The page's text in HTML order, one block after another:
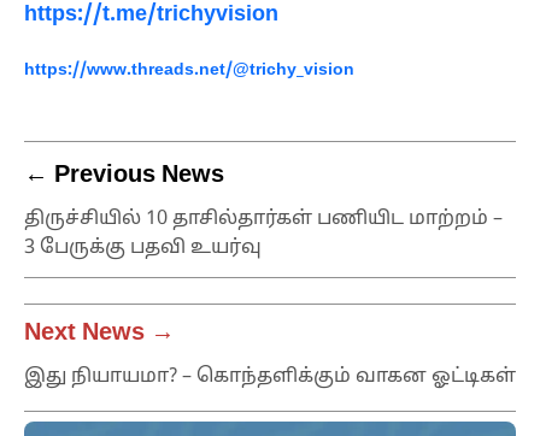
https://t.me/trichyvision
https://www.threads.net/@trichy_vision
← Previous News
திருச்சியில் 10 தாசில்தார்கள் பணியிட மாற்றம் –
3 பேருக்கு பதவி உயர்வு
Next News →
இது நியாயமா? – கொந்தளிக்கும் வாகன ஓட்டிகள்